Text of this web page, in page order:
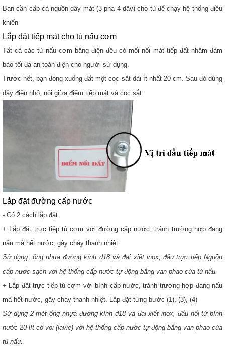
Bạn cần cấp cả nguồn dây mát (3 pha 4 dây) cho tủ để chạy hệ thống điều
khiển
Lắp đặt tiếp mát cho tủ nấu cơm
Tất cả các tủ nấu cơm bằng điện đều có mối nối mát tiếp đất nhằm đảm
bảo tối đa an toàn điện cho người sử dụng.
Trước hết, bạn đóng xuống đất một cọc sắt dài ít nhất 20 cm. Sau đó dùng
dây điện nhỏ, nối giữa điểm tiếp mát và cọc sắt.
Lắp đặt đường cấp nước
- Có 2 cách lắp đặt:
+ Lắp đặt trực tiếp tủ cơm với đường cấp nước, tránh trường hợp đang
nấu mà hết nước, gây cháy thanh nhiệt.
Sử dụng: ống nhựa đường kính d18 và đai xiết inox, đấu trực tiếp Nguồn
cấp nước sạch với hệ thống cấp nước tự động bằng van phao của tủ nấu.
+ Lắp đặt trực tiếp tủ cơm với bình cấp nước, tránh trường hợp đang nấu
mà hết nước, gây cháy thanh nhiệt. Lắp đặt từng bước (1), (3), (4)
Sử dụng 2 mét ống nhựa đường kính d18 và đai xiết inox, đấu nối từ bình
nước 20 lít có vòi (lavie) với hệ thống cấp nước tự động bằng van phao của
tủ nấu.